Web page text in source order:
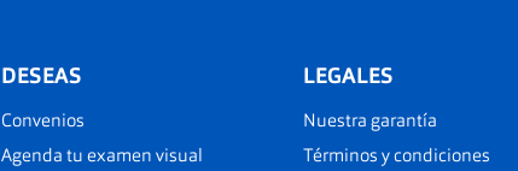
DESEAS
Convenios
Agenda tu examen visual
LEGALES
Nuestra garantía
Términos y condiciones